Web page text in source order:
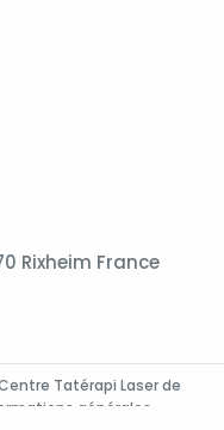
Rixheim France
Tatérapi Laser de
générales